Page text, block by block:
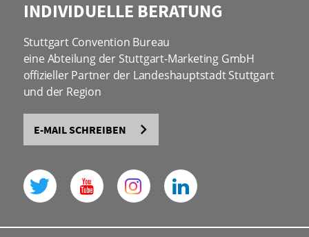
INDIVIDUELLE BERATUNG
Stuttgart Convention Bureau
eine Abteilung der Stuttgart-Marketing GmbH
offizieller Partner der Landeshauptstadt Stuttgart
und der Region
E-MAIL SCHREIBEN